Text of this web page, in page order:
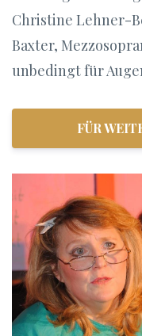
Baxter,
unbedingt für
FÜR